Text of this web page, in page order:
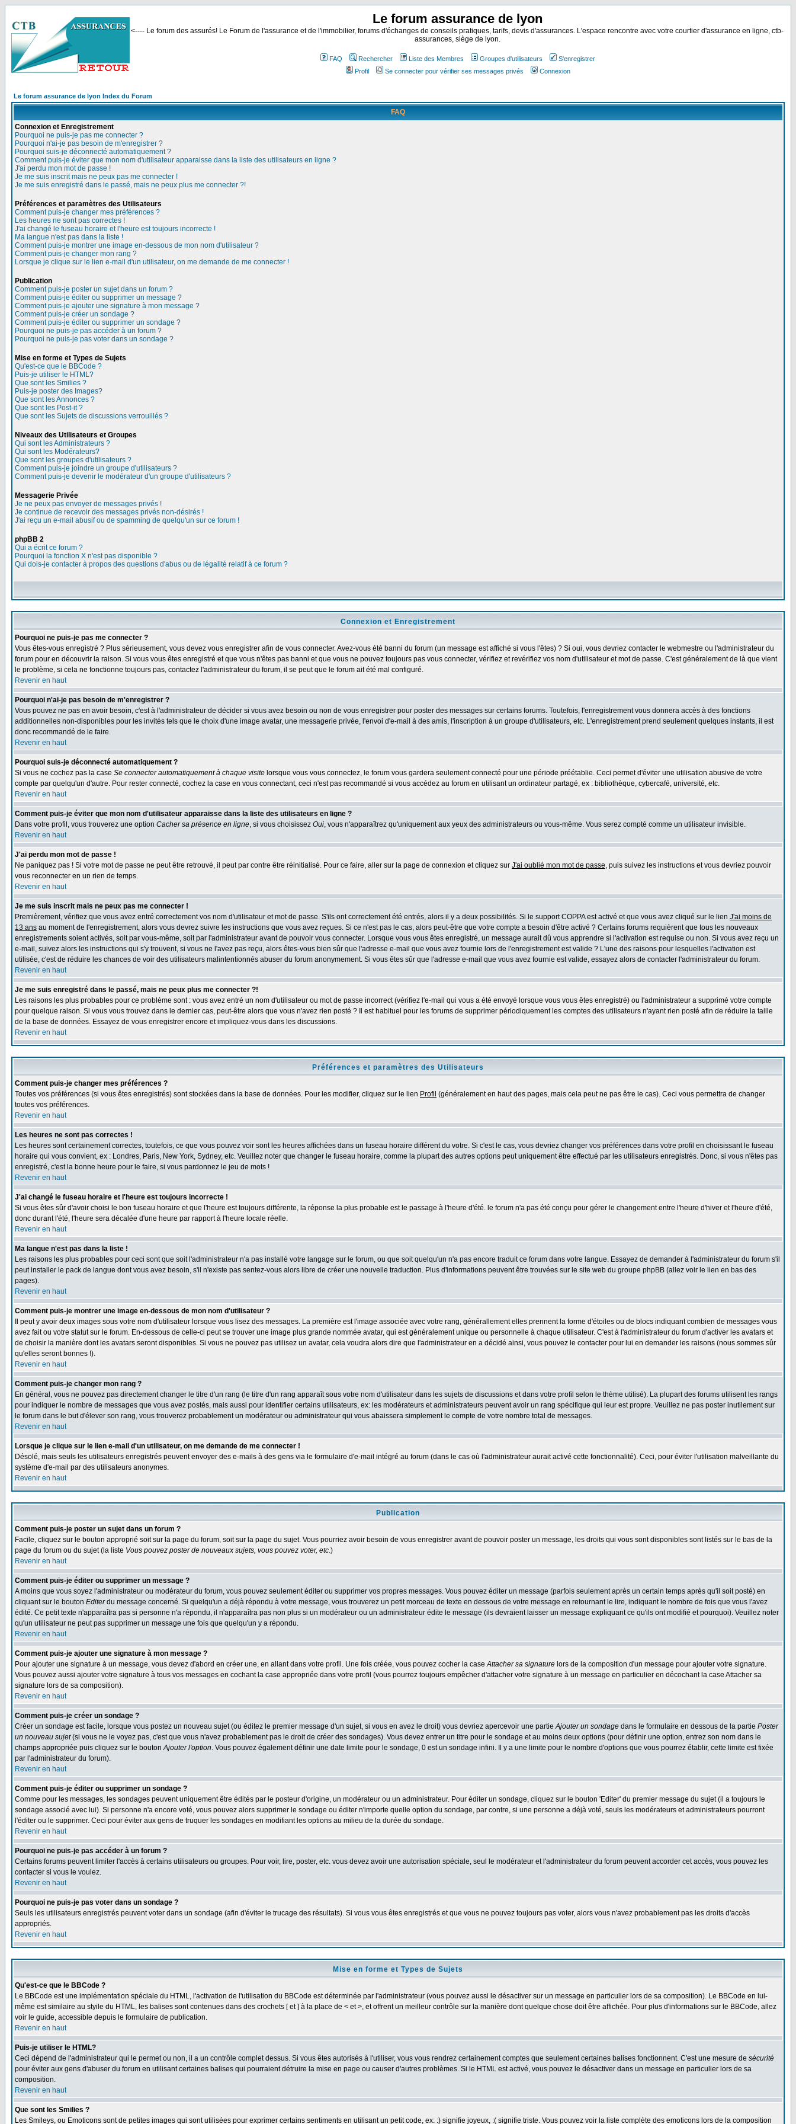
Le forum assurance de lyon
<---- Le forum des assurés! Le Forum de l'assurance et de l'immobilier, forums d'échanges de conseils pratiques, tarifs, devis d'assurances. L'espace rencontre avec votre courtier d'assurance en ligne, ctb-
assurances, siège de lyon.
FAQ Rechercher Liste des Membres Groupes d'utilisateurs
S'enregistrer
Profil
Se connecter pour vérifier ses messages privés Connexion
Le forum assurance de lyon Index du Forum
FAQ
Connexion et Enregistrement
Pourquoi ne puis-je pas me connecter ?
Pourquoi n'ai-je pas besoin de m'enregistrer ?
Pourquoi suis-je déconnecté automatiquement ?
Comment puis-je éviter que mon nom d'utilisateur apparaisse dans la liste des utilisateurs en ligne ?
J'ai perdu mon mot de passe !
Je me suis inscrit mais ne peux pas me connecter !
Je me suis enregistré dans le passé, mais ne peux plus me connecter ?!
Préférences et paramètres des Utilisateurs
Comment puis-je changer mes préférences ?
Les heures ne sont pas correctes !
J'ai changé le fuseau horaire et l'heure est toujours incorrecte !
Ma langue n'est pas dans la liste !
Comment puis-je montrer une image en-dessous de mon nom d'utilisateur ?
Comment puis-je changer mon rang ?
Lorsque je clique sur le lien e-mail d'un utilisateur, on me demande de me connecter !
Publication
Comment puis-je poster un sujet dans un forum ?
Comment puis-je éditer ou supprimer un message ?
Comment puis-je ajouter une signature à mon message ?
Comment puis-je créer un sondage ?
Comment puis-je éditer ou supprimer un sondage ?
Pourquoi ne puis-je pas accéder à un forum ?
Pourquoi ne puis-je pas voter dans un sondage ?
Mise en forme et Types de Sujets
Qu'est-ce que le BBCode ?
Puis-je utiliser le HTML?
Que sont les Smilies ?
Puis-je poster des Images?
Que sont les Annonces ?
Que sont les Post-it ?
Que sont les Sujets de discussions verrouillés ?
Niveaux des Utilisateurs et Groupes
Qui sont les Administrateurs ?
Qui sont les Modérateurs?
Que sont les groupes d'utilisateurs ?
Comment puis-je joindre un groupe d'utilisateurs ?
Comment puis-je devenir le modérateur d'un groupe d'utilisateurs ?
Messagerie Privée
Je ne peux pas envoyer de messages privés !
Je continue de recevoir des messages privés non-désirés !
J'ai reçu un e-mail abusif ou de spamming de quelqu'un sur ce forum !
phpBB 2
Qui a écrit ce forum ?
Pourquoi la fonction X n'est pas disponible ?
Qui dois-je contacter à propos des questions d'abus ou de légalité relatif à ce forum ?
Connexion et Enregistrement
Pourquoi ne puis-je pas me connecter ?
Vous êtes-vous enregistré ? Plus sérieusement, vous devez vous enregistrer afin de vous connecter. Avez-vous été banni du forum (un message est affiché si vous l'êtes) ? Si oui, vous devriez contacter le webmestre ou l'administrateur du
forum pour en découvrir la raison. Si vous vous êtes enregistré et que vous n'êtes pas banni et que vous ne pouvez toujours pas vous connecter, vérifiez et revérifiez vos nom d'utilisateur et mot de passe. C'est généralement de là que vient
le problème, si cela ne fonctionne toujours pas, contactez l'administrateur du forum, il se peut que le forum ait été mal configuré.
Revenir en haut
Pourquoi n'ai-je pas besoin de m'enregistrer ?
Vous pouvez ne pas en avoir besoin, c'est à l'administrateur de décider si vous avez besoin ou non de vous enregistrer pour poster des messages sur certains forums. Toutefois, l'enregistrement vous donnera accès à des fonctions
additionnelles non-disponibles pour les invités tels que le choix d'une image avatar, une messagerie privée, l'envoi d'e-mail à des amis, l'inscription à un groupe d'utilisateurs, etc. L'enregistrement prend seulement quelques instants, il est
donc recommandé de le faire.
Revenir en haut
Pourquoi suis-je déconnecté automatiquement ?
Si vous ne cochez pas la case Se connecter automatiquement à chaque visite lorsque vous vous connectez, le forum vous gardera seulement connecté pour une période préétablie. Ceci permet d'éviter une utilisation abusive de votre
compte par quelqu'un d'autre. Pour rester connecté, cochez la case en vous connectant, ceci n'est pas recommandé si vous accédez au forum en utilisant un ordinateur partagé, ex : bibliothèque, cybercafé, université, etc.
Revenir en haut
Comment puis-je éviter que mon nom d'utilisateur apparaisse dans la liste des utilisateurs en ligne ?
Dans votre profil, vous trouverez une option Cacher sa présence en ligne, si vous choisissez Oui, vous n'apparaîtrez qu'uniquement aux yeux des administrateurs ou vous-même. Vous serez compté comme un utilisateur invisible.
Revenir en haut
J'ai perdu mon mot de passe !
Ne paniquez pas ! Si votre mot de passe ne peut être retrouvé, il peut par contre être réinitialisé. Pour ce faire, aller sur la page de connexion et cliquez sur J'ai oublié mon mot de passe, puis suivez les instructions et vous devriez pouvoir
vous reconnecter en un rien de temps.
Revenir en haut
Je me suis inscrit mais ne peux pas me connecter !
Premièrement, vérifiez que vous avez entré correctement vos nom d'utilisateur et mot de passe. S'ils ont correctement été entrés, alors il y a deux possibilités. Si le support COPPA est activé et que vous avez cliqué sur le lien J'ai moins de
13 ans au moment de l'enregistrement, alors vous devrez suivre les instructions que vous avez reçues. Si ce n'est pas le cas, alors peut-être que votre compte a besoin d'être activé ? Certains forums requièrent que tous les nouveaux
enregistrements soient activés, soit par vous-même, soit par l'administrateur avant de pouvoir vous connecter. Lorsque vous vous êtes enregistré, un message aurait dû vous apprendre si l'activation est requise ou non. Si vous avez reçu un
e-mail, suivez alors les instructions qui s'y trouvent, si vous ne l'avez pas reçu, alors êtes-vous bien sûr que l'adresse e-mail que vous avez fournie lors de l'enregistrement est valide ? L'une des raisons pour lesquelles l'activation est
utilisée, c'est de réduire les chances de voir des utilisateurs malintentionnés abuser du forum anonymement. Si vous êtes sûr que l'adresse e-mail que vous avez fournie est valide, essayez alors de contacter l'administrateur du forum.
Revenir en haut
Je me suis enregistré dans le passé, mais ne peux plus me connecter ?!
Les raisons les plus probables pour ce problème sont : vous avez entré un nom d'utilisateur ou mot de passe incorrect (vérifiez l'e-mail qui vous a été envoyé lorsque vous vous êtes enregistré) ou l'administrateur a supprimé votre compte
pour quelque raison. Si vous vous trouvez dans le dernier cas, peut-être alors que vous n'avez rien posté ? Il est habituel pour les forums de supprimer périodiquement les comptes des utilisateurs n'ayant rien posté afin de réduire la taille
de la base de données. Essayez de vous enregistrer encore et impliquez-vous dans les discussions.
Revenir en haut
Préférences et paramètres des Utilisateurs
Comment puis-je changer mes préférences ?
Toutes vos préférences (si vous êtes enregistrés) sont stockées dans la base de données. Pour les modifier, cliquez sur le lien Profil (généralement en haut des pages, mais cela peut ne pas être le cas). Ceci vous permettra de changer
toutes vos préférences.
Revenir en haut
Les heures ne sont pas correctes !
Les heures sont certainement correctes, toutefois, ce que vous pouvez voir sont les heures affichées dans un fuseau horaire différent du votre. Si c'est le cas, vous devriez changer vos préférences dans votre profil en choisissant le fuseau
horaire qui vous convient, ex : Londres, Paris, New York, Sydney, etc. Veuillez noter que changer le fuseau horaire, comme la plupart des autres options peut uniquement être effectué par les utilisateurs enregistrés. Donc, si vous n'êtes pas
enregistré, c'est la bonne heure pour le faire, si vous pardonnez le jeu de mots !
Revenir en haut
J'ai changé le fuseau horaire et l'heure est toujours incorrecte !
Si vous êtes sûr d'avoir choisi le bon fuseau horaire et que l'heure est toujours différente, la réponse la plus probable est le passage à l'heure d'été. le forum n'a pas été conçu pour gérer le changement entre l'heure d'hiver et l'heure d'été,
donc durant l'été, l'heure sera décalée d'une heure par rapport à l'heure locale réelle.
Revenir en haut
Ma langue n'est pas dans la liste !
Les raisons les plus probables pour ceci sont que soit l'administrateur n'a pas installé votre langage sur le forum, ou que soit quelqu'un n'a pas encore traduit ce forum dans votre langue. Essayez de demander à l'administrateur du forum s'il
peut installer le pack de langue dont vous avez besoin, s'il n'existe pas sentez-vous alors libre de créer une nouvelle traduction. Plus d'informations peuvent être trouvées sur le site web du groupe phpBB (allez voir le lien en bas des
pages).
Revenir en haut
Comment puis-je montrer une image en-dessous de mon nom d'utilisateur ?
Il peut y avoir deux images sous votre nom d'utilisateur lorsque vous lisez des messages. La première est l'image associée avec votre rang, générallement elles prennent la forme d'étoiles ou de blocs indiquant combien de messages vous
avez fait ou votre statut sur le forum. En-dessous de celle-ci peut se trouver une image plus grande nommée avatar, qui est généralement unique ou personnelle à chaque utilisateur. C'est à l'administrateur du forum d'activer les avatars et
de choisir la manière dont les avatars seront disponibles. Si vous ne pouvez pas utilisez un avatar, cela voudra alors dire que l'administrateur en a décidé ainsi, vous pouvez le contacter pour lui en demander les raisons (nous sommes sûr
qu'elles seront bonnes !).
Revenir en haut
Comment puis-je changer mon rang ?
En général, vous ne pouvez pas directement changer le titre d'un rang (le titre d'un rang apparaît sous votre nom d'utilisateur dans les sujets de discussions et dans votre profil selon le thème utilisé). La plupart des forums utilisent les rangs
pour indiquer le nombre de messages que vous avez postés, mais aussi pour identifier certains utilisateurs, ex: les modérateurs et administrateurs peuvent avoir un rang spécifique qui leur est propre. Veuillez ne pas poster inutilement sur
le forum dans le but d'élever son rang, vous trouverez probablement un modérateur ou administrateur qui vous abaissera simplement le compte de votre nombre total de messages.
Revenir en haut
Lorsque je clique sur le lien e-mail d'un utilisateur, on me demande de me connecter !
Désolé, mais seuls les utilisateurs enregistrés peuvent envoyer des e-mails à des gens via le formulaire d'e-mail intégré au forum (dans le cas où l'administrateur aurait activé cette fonctionnalité). Ceci, pour éviter l'utilisation malveillante du
système d'e-mail par des utilisateurs anonymes.
Revenir en haut
Publication
Comment puis-je poster un sujet dans un forum ?
Facile, cliquez sur le bouton approprié soit sur la page du forum, soit sur la page du sujet. Vous pourriez avoir besoin de vous enregistrer avant de pouvoir poster un message, les droits qui vous sont disponibles sont listés sur le bas de la
page du forum ou du sujet (la liste Vous pouvez poster de nouveaux sujets, vous pouvez voter, etc.)
Revenir en haut
Comment puis-je éditer ou supprimer un message ?
A moins que vous soyez l'administrateur ou modérateur du forum, vous pouvez seulement éditer ou supprimer vos propres messages. Vous pouvez éditer un message (parfois seulement après un certain temps après qu'il soit posté) en
cliquant sur le bouton Editerdu message concerné. Si quelqu'un a déjà répondu à votre message, vous trouverez un petit morceau de texte en dessous de votre message en retournant le lire, indiquant le nombre de fois que vous l'avez
édité. Ce petit texte n'apparaîtra pas si personne n'a répondu, il n'apparaîtra pas non plus si un modérateur ou un administrateur édite le message (ils devraient laisser un message expliquant ce qu'ils ont modifié et pourquoi). Veuillez noter
qu'un utilisateur ne peut pas supprimer un message une fois que quelqu'un y a répondu.
Revenir en haut
Comment puis-je ajouter une signature à mon message ?
Pour ajouter une signature à un message, vous devez d'abord en créer une, en allant dans votre profil. Une fois créée, vous pouvez cocher la caseAttacher sa signature lors de la composition d'un message pour ajouter votre signature.
Vous pouvez aussi ajouter votre signature à tous vos messages en cochant la case appropriée dans votre profil (vous pourrez toujours empêcher d'attacher votre signature à un message en particulier en décochant la case Attacher sa
signature lors de sa composition).
Revenir en haut
Comment puis-je créer un sondage ?
Créer un sondage est facile, lorsque vous postez un nouveau sujet (ou éditez le premier message d'un sujet, si vous en avez le droit) vous devriez apercevoir une partieAjouter un sondage dans le formulaire en dessous de la partie Poster
un nouveau sujet(si vous ne le voyez pas, c'est que vous n'avez probablement pas le droit de créer des sondages). Vous devez entrer un titre pour le sondage et au moins deux options (pour définir une option, entrez son nom dans le
champs appropriée puis cliquez sur le boutonAjouter l'option. Vous pouvez également définir une date limite pour le sondage, 0 est un sondage infini. Il y a une limite pour le nombre d'options que vous pourrez établir, cette limite est fixée
par l'administrateur du forum).
Revenir en haut
Comment puis-je éditer ou supprimer un sondage ?
Comme pour les messages, les sondages peuvent uniquement être édités par le posteur d'origine, un modérateur ou un administrateur. Pour éditer un sondage, cliquez sur le bouton 'Editer' du premier message du sujet (il a toujours le
sondage associé avec lui). Si personne n'a encore voté, vous pouvez alors supprimer le sondage ou éditer n'importe quelle option du sondage, par contre, si une personne a déjà voté, seuls les modérateurs et administrateurs pourront
l'éditer ou le supprimer. Ceci pour éviter aux gens de truquer les sondages en modifiant les options au milieu de la durée du sondage.
Revenir en haut
Pourquoi ne puis-je pas accéder à un forum ?
Certains forums peuvent limiter l'accès à certains utilisateurs ou groupes. Pour voir, lire, poster, etc. vous devez avoir une autorisation spéciale, seul le modérateur et l'administrateur du forum peuvent accorder cet accès, vous pouvez les
contacter si vous le voulez.
Revenir en haut
Pourquoi ne puis-je pas voter dans un sondage ?
Seuls les utilisateurs enregistrés peuvent voter dans un sondage (afin d'éviter le trucage des résultats). Si vous vous êtes enregistrés et que vous ne pouvez toujours pas voter, alors vous n'avez probablement pas les droits d'accès
appropriés.
Revenir en haut
Mise en forme et Types de Sujets
Qu'est-ce que le BBCode ?
Le BBCode est une implémentation spéciale du HTML, l'activation de l'utilisation du BBCode est déterminée par l'administrateur (vous pouvez aussi le désactiver sur un message en particulier lors de sa composition). Le BBCode en lui-
même est similaire au styile du HTML, les balises sont contenues dans des crochets [ et ] à la place de < et >, et offrent un meilleur contrôle sur la manière dont quelque chose doit être affichée. Pour plus d'informations sur le BBCode, allez
voir le guide, accessible depuis le formulaire de publication.
Revenir en haut
Puis-je utiliser le HTML?
Ceci dépend de l'administrateur qui le permet ou non, il a un contrôle complet dessus. Si vous êtes autorisés à l'utiliser, vous vous rendrez certainement comptes que seulement certaines balises fonctionnent. C'est une mesure de sécurité
pour éviter aux gens d'abuser du forum en utilisant certaines balises qui pourraient détruire la mise en page ou causer d'autres problèmes. Si le HTML est activé, vous pouvez le désactiver dans un message en particulier lors de sa
composition.
Revenir en haut
Que sont les Smilies ?
Les Smileys, ou Emoticons sont de petites images qui sont utilisées pour exprimer certains sentiments en utilisant un petit code, ex: :) signifie joyeux, :( signifie triste. Vous pouvez voir la liste complète des emoticons lors de la composition